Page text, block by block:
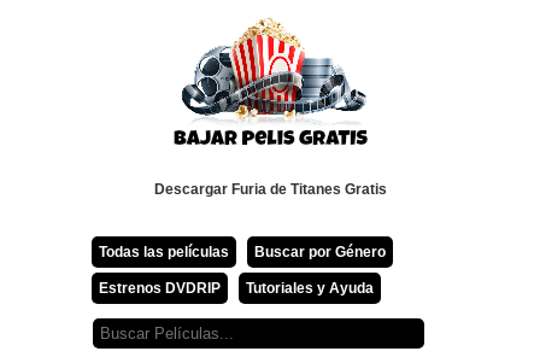
Descargar Furia de Titanes Gratis
Todas las películas Buscar por Género
Estrenos DVDRIP Tutoriales y Ayuda